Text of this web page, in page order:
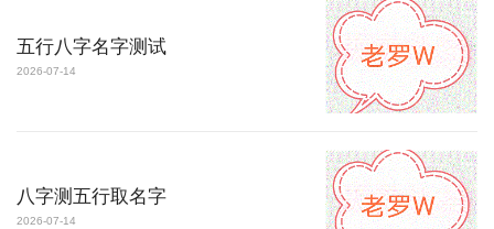
五行八字名字测试
2026-07-14
八字测五行取名字
2026-07-14